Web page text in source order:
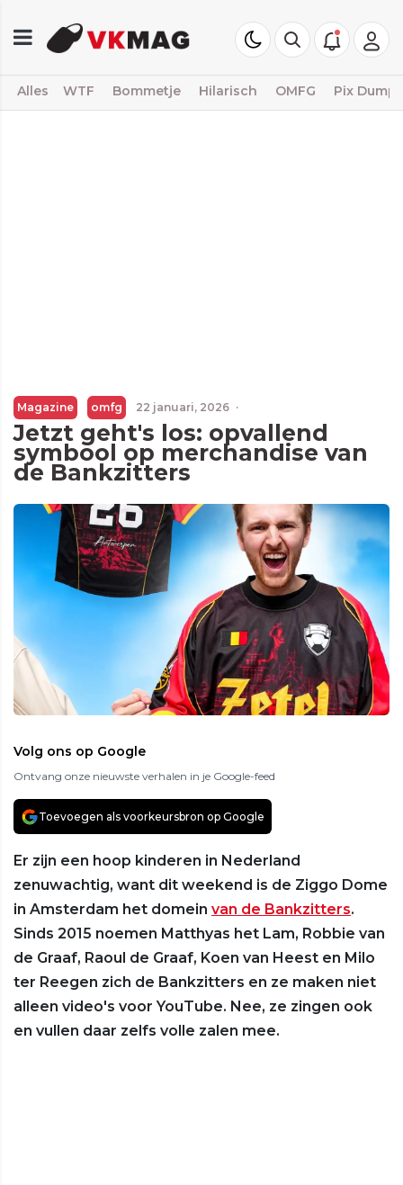
Alles WTF Bommetje Hilarisch OMFG Pix Dump
Magazine omfg 22 januari, 2026 ·
Jetzt geht's los: opvallend
symbool op merchandise van
de Bankzitters
Volg ons op Google
Ontvang onze nieuwste verhalen in je Google-feed
Toevoegen als voorkeursbron op Google
Er zijn een hoop kinderen in Nederland
zenuwachtig, want dit weekend is de Ziggo Dome
in Amsterdam het domein van de Bankzitters.
Sinds 2015 noemen Matthyas het Lam, Robbie van
de Graaf, Raoul de Graaf, Koen van Heest en Milo
ter Reegen zich de Bankzitters en ze maken niet
alleen video's voor YouTube. Nee, ze zingen ook
en vullen daar zelfs volle zalen mee.